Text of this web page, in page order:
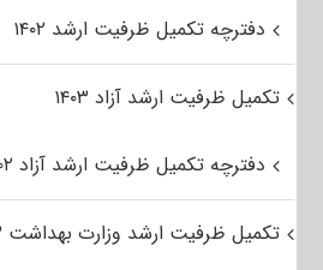
دفترچه تکمیل ظرفیت ارشد ۱۴۰۲
تکمیل ظرفیت ارشد آزاد ۱۴۰۳
دفترچه تکمیل ظرفیت ارشد آزاد ۱۴۰۲
تکمیل ظرفیت ارشد وزارت بهداشت ۱۴۰۳